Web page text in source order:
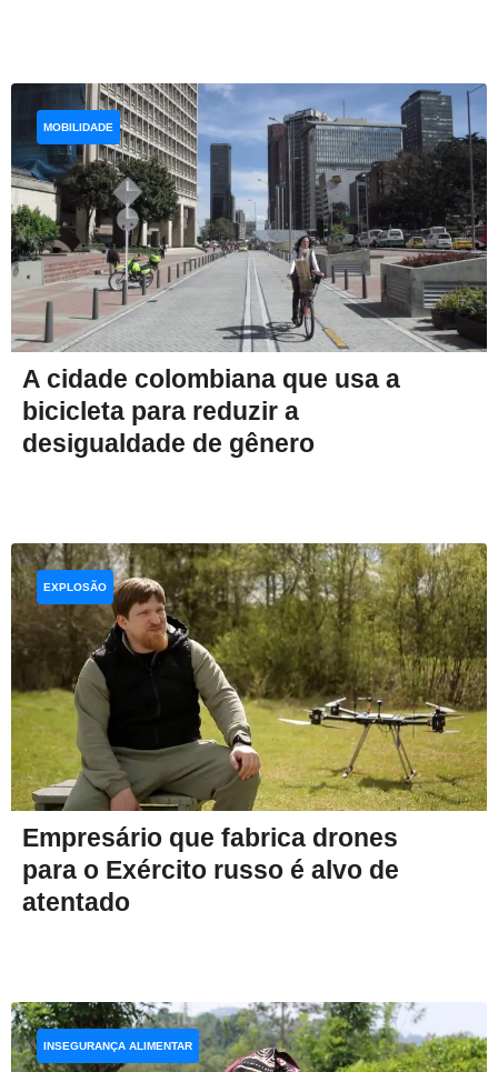
A cidade colombiana que usa a
bicicleta para reduzir a
desigualdade de gênero
MOBILIDADE
Empresário que fabrica drones
para o Exército russo é alvo de
atentado
EXPLOSÃO
INSEGURANÇA ALIMENTAR